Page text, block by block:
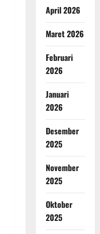
April 2026
Maret 2026
Februari
2026
Januari
2026
Desember
2025
November
2025
Oktober
2025